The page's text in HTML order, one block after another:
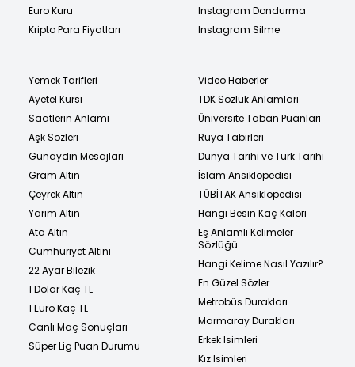
Euro Kuru
Kripto Para Fiyatları
Instagram Dondurma
Instagram Silme
Yemek Tarifleri
Ayetel Kürsi
Saatlerin Anlamı
Aşk Sözleri
Günaydın Mesajları
Gram Altın
Çeyrek Altın
Yarım Altın
Ata Altın
Cumhuriyet Altını
22 Ayar Bilezik
1 Dolar Kaç TL
1 Euro Kaç TL
Canlı Maç Sonuçları
Süper Lig Puan Durumu
Video Haberler
TDK Sözlük Anlamları
Üniversite Taban Puanları
Rüya Tabirleri
Dünya Tarihi ve Türk Tarihi
İslam Ansiklopedisi
TÜBİTAK Ansiklopedisi
Hangi Besin Kaç Kalori
Eş Anlamlı Kelimeler
Sözlüğü
Hangi Kelime Nasıl Yazılır?
En Güzel Sözler
Metrobüs Durakları
Marmaray Durakları
Erkek İsimleri
Kız İsimleri